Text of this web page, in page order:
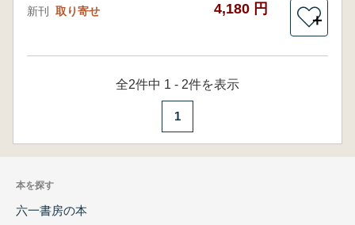
新刊 取り寄せ 4,180 円
＋
全2件中 1 - 2件を表示
1
本を探す
六一書房の本